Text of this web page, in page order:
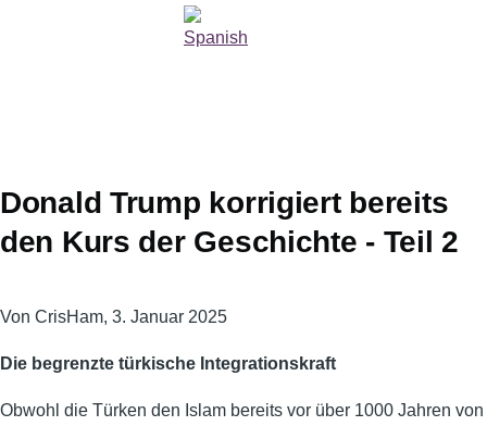
Donald Trump korrigiert bereits
den Kurs der Geschichte - Teil 2
Von CrisHam, 3. Januar 2025
Die begrenzte türkische Integrationskraft
Obwohl die Türken den Islam bereits vor über 1000 Jahren von